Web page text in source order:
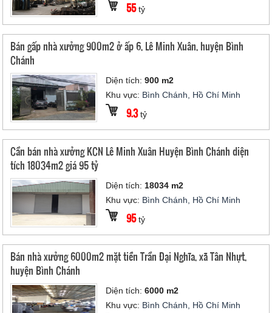
55tỷ
Bán gấp nhà xưởng 900m2 ở ấp 6, Lê Minh Xuân, huyện Bình
Chánh
Diện tích:900 m2
Khu vực: Bình Chánh, Hồ Chí Minh
9.3tỷ
Cần bán nhà xưởng KCN Lê Minh Xuân Huyện Bình Chánh diện
tích 18034m2 giá 95 tỷ
Diện tích: 18034 m2
Khu vực: Bình Chánh, Hồ Chí Minh
95tỷ
Bán nhà xưởng 6000m2 mặt tiền Trần Đại Nghĩa, xã Tân Nhựt,
huyện Bình Chánh
Diện tích:6000 m2
Khu vực: Bình Chánh, Hồ Chí Minh